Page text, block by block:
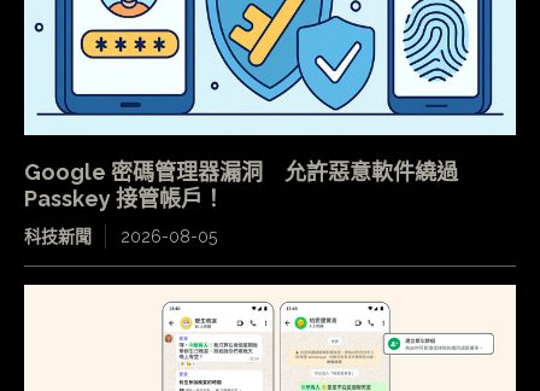
Google 密碼管理器漏洞 允許惡意軟件繞過
Passkey 接管帳戶！
科技新聞 2026-08-05